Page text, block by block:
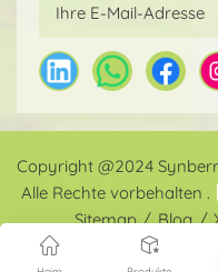
Copyright @2024
Alle Rechte vorbehalten .
Sitemap/Blog/